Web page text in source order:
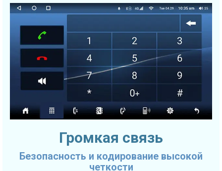
Громкая связь
Безопасность и кодирование высокой
четкости